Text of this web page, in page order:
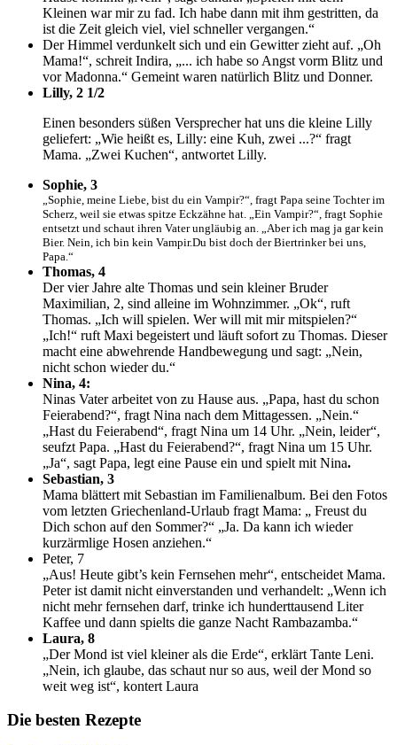
Kleinen war mir zu fad. Ich habe dann mit ihm gestritten, da
ist die Zeit gleich viel, viel schneller vergangen.“
Der Himmel verdunkelt sich und ein Gewitter zieht auf. „Oh
Mama!“, schreit Indira, „... ich habe so Angst vorm Blitz und
vor Madonna.“ Gemeint waren natürlich Blitz und Donner.
Lilly, 2 1/2
Einen besonders süßen Versprecher hat uns die kleine Lilly
geliefert: „Wie heißt es, Lilly: eine Kuh, zwei ...?“ fragt
Mama. „Zwei Kuchen“, antwortet Lilly.
Sophie, 3
„Sophie, meine Liebe, bist du ein Vampir?“, fragt Papa seine Tochter im
Scherz, weil sie etwas spitze Eckzähne hat. „Ein Vampir?“, fragt Sophie
entsetzt und schaut ihren Vater ungläubig an. „Aber ich mag ja gar kein
Bier. Nein, ich bin kein Vampir.Du bist doch der Biertrinker bei uns,
Papa.“
Thomas, 4
Der vier Jahre alte Thomas und sein kleiner Bruder
Maximilian, 2, sind alleine im Wohnzimmer. „Ok“, ruft
Thomas. „Ich will spielen. Wer will mit mir mitspielen?“
„Ich!“ ruft Maxi begeistert und läuft sofort zu Thomas. Dieser
macht eine abwehrende Handbewegung und sagt: „Nein,
nicht schon wieder du.“
Nina, 4:
Ninas Vater arbeitet von zu Hause aus. „Papa, hast du schon
Feierabend?“, fragt Nina nach dem Mittagessen. „Nein.“
„Hast du Feierabend“, fragt Nina um 14 Uhr. „Nein, leider“,
seufzt Papa. „Hast du Feierabend?“, fragt Nina um 15 Uhr.
„Ja“, sagt Papa, legt eine Pause ein und spielt mit Nina.
Sebastian, 3
Mama blättert mit Sebastian im Familienalbum. Bei den Fotos
vom letzten Griechenland-Urlaub fragt Mama: „ Freust du
Dich schon auf den Sommer?“ „Ja. Da kann ich wieder
kurzärmlige Hosen anziehen.“
Peter, 7
„Aus! Heute gibt’s kein Fernsehen mehr“, entscheidet Mama.
Peter ist damit nicht einverstanden und verhandelt: „Wenn ich
nicht mehr fernsehen darf, trinke ich hunderttausend Liter
Kaffee und dann spielts die ganze Nacht Rambazamba.“
Laura, 8
„Der Mond ist viel kleiner als die Erde“, erklärt Tante Leni.
„Nein, ich glaube, das schaut nur so aus, weil der Mond so
weit weg ist“, kontert Laura
Die besten Rezepte